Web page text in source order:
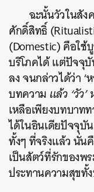
ฉะนั้นวัวในสั
ศักดิ์สิทธิ์
(Domestic) คือใช้
บริโภคได้ แต่ปัจจุ
ลง จนกล่าวได้ว่า ‘
บทความ แล้ว ‘วัว
เหลือเพียงบทบาท
ได้ในอินเดียปัจจุบั
ทั้งๆ ที่จริงแล้ว นั่น
เป็นสัตว์ที่รักของพ
ประทานความสุขทั้